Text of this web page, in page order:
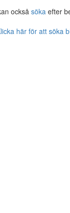
också söka efter
här för att söka